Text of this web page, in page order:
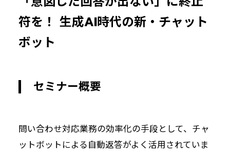
符を！ 生成AI時代の新・チャット
ボット
セミナー概要
問い合わせ対応業務の効率化の手段として、チャ
ットボットによる自動返答がよく活用されていま